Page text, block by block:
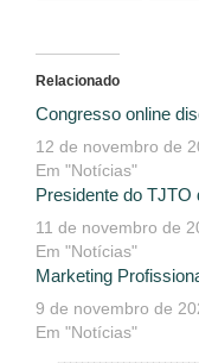
Relacionado
Congresso online
12 de novembro de
Em "Notícias"
Presidente do TJTO
11 de novembro de
Em "Notícias"
Marketing
9 de novembro de
Em "Notícias"